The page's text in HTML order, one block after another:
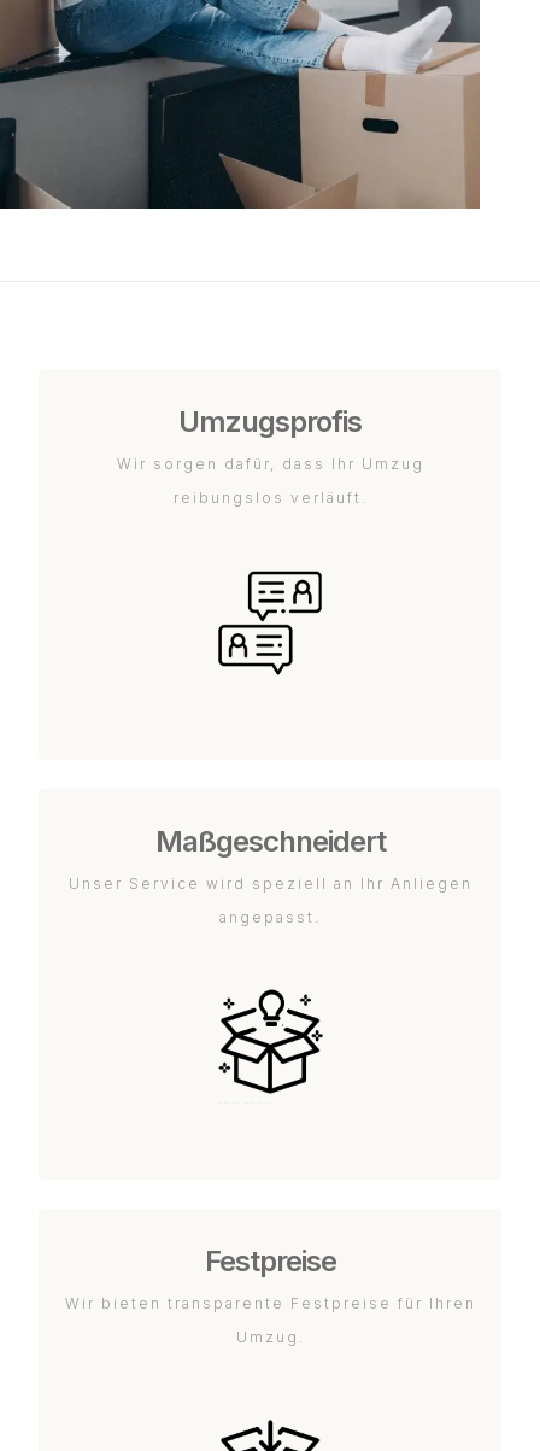
Umzugsprofis
Wir sorgen dafür, dass Ihr Umzug
reibungslos verläuft.
Maßgeschneidert
Unser Service wird speziell an Ihr Anliegen
angepasst.
Festpreise
Wir bieten transparente Festpreise für Ihren
Umzug.